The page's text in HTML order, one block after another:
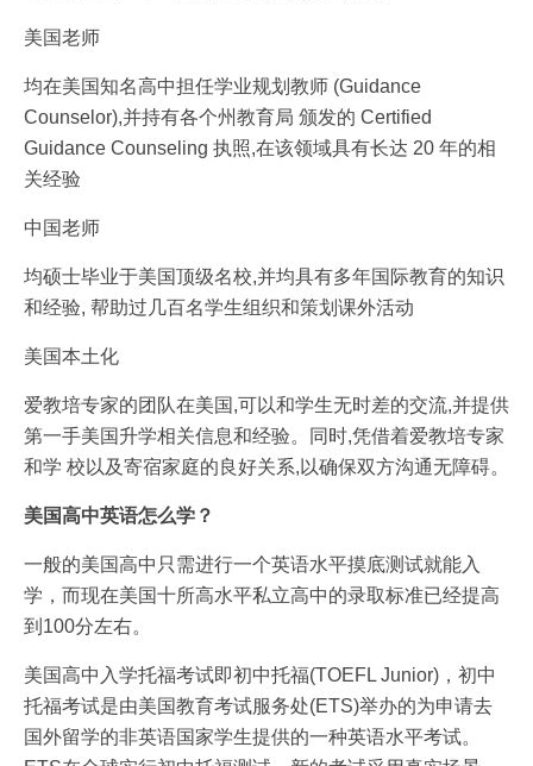
美国老师
均在美国知名高中担任学业规划教师 (Guidance
Counselor),并持有各个州教育局 颁发的 Certified
Guidance Counseling 执照,在该领域具有长达 20 年的相
关经验
中国老师
均硕士毕业于美国顶级名校,并均具有多年国际教育的知识
和经验, 帮助过几百名学生组织和策划课外活动
美国本土化
爱教培专家的团队在美国,可以和学生无时差的交流,并提供
第一手美国升学相关信息和经验。同时,凭借着爱教培专家
和学 校以及寄宿家庭的良好关系,以确保双方沟通无障碍。
美国高中英语怎么学？
一般的美国高中只需进行一个英语水平摸底测试就能入
学，而现在美国十所高水平私立高中的录取标准已经提高
到100分左右。
美国高中入学托福考试即初中托福(TOEFL Junior)，初中
托福考试是由美国教育考试服务处(ETS)举办的为申请去
国外留学的非英语国家学生提供的一种英语水平考试。